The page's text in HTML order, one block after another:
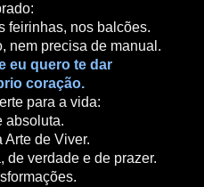
feirinhas, nos balcões.
nem precisa de manual.
eu quero te dar
coração.
para a vida:
absoluta.
Arte de Viver.
verdade e de prazer.